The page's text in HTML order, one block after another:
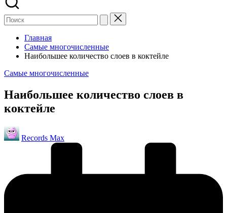
Главная
Самые многочисленные
Наибольшее количество слоев в коктейле
Опубликовано
Самые многочисленные
Наибольшее количество слоев в
коктейле
Запись
от
Records Max